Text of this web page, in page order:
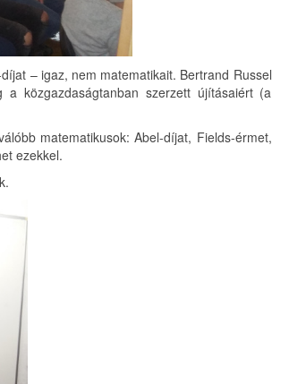
– igaz, nem matematikait. Bertrand Russel
a közgazdaságtanban szerzett újításaiért (a
matematikusok: Abel-díjat, Fields-érmet,
ezekkel.